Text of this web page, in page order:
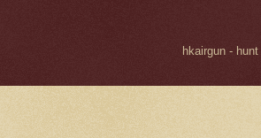
hkairgun -